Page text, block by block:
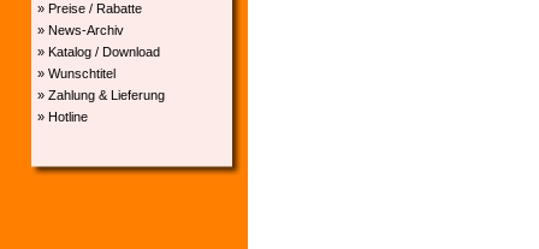
» Preise / Rabatte
» News-Archiv
» Katalog / Download
» Wunschtitel
» Zahlung & Lieferung
» Hotline